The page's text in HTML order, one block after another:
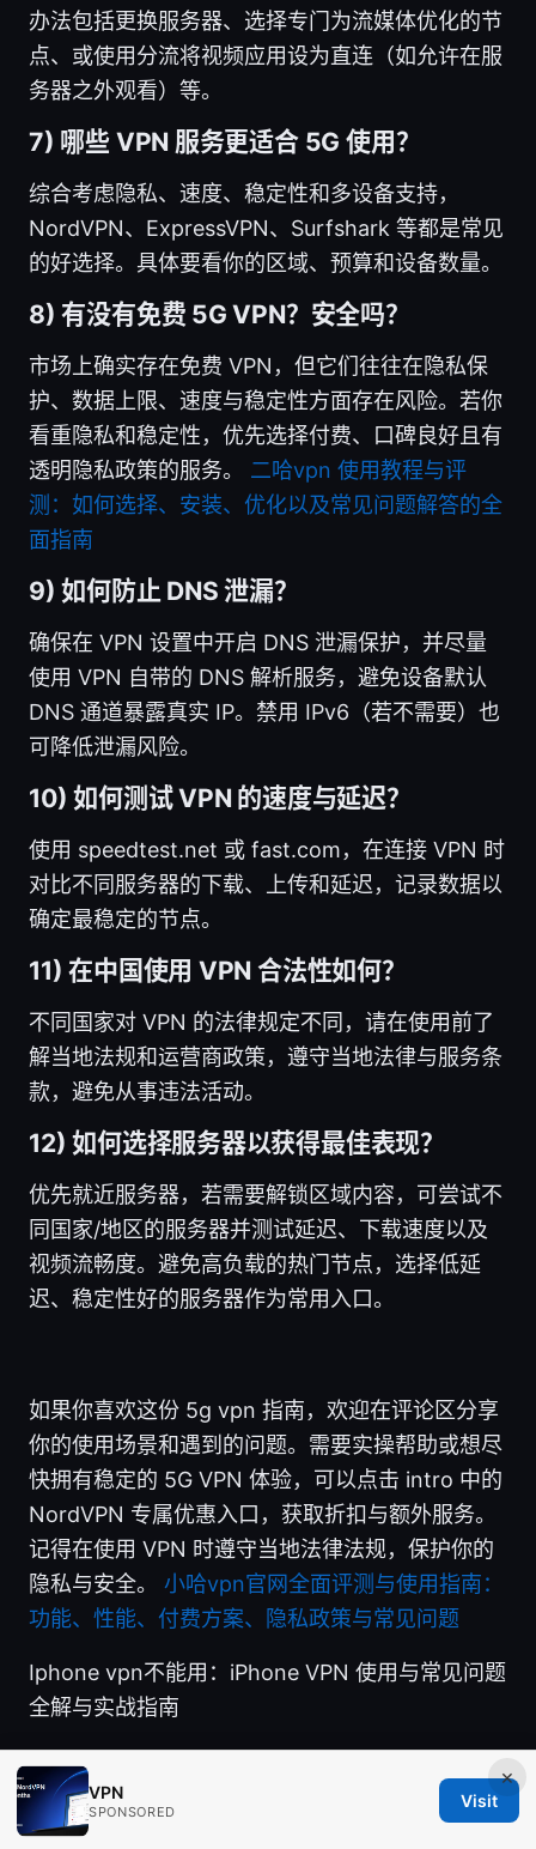
办法包括更换服务器、选择专门为流媒体优化的节
点、或使用分流将视频应用设为直连（如允许在服
务器之外观看）等。
7) 哪些 VPN 服务更适合 5G 使用？
综合考虑隐私、速度、稳定性和多设备支持，
NordVPN、ExpressVPN、Surfshark 等都是常见
的好选择。具体要看你的区域、预算和设备数量。
8) 有没有免费 5G VPN？安全吗？
市场上确实存在免费 VPN，但它们往往在隐私保
护、数据上限、速度与稳定性方面存在风险。若你
看重隐私和稳定性，优先选择付费、口碑良好且有
透明隐私政策的服务。 二哈vpn 使用教程与评
测：如何选择、安装、优化以及常见问题解答的全
面指南
9) 如何防止 DNS 泄漏？
确保在 VPN 设置中开启 DNS 泄漏保护，并尽量
使用 VPN 自带的 DNS 解析服务，避免设备默认
DNS 通道暴露真实 IP。禁用 IPv6（若不需要）也
可降低泄漏风险。
10) 如何测试 VPN 的速度与延迟？
使用 speedtest.net 或 fast.com，在连接 VPN 时
对比不同服务器的下载、上传和延迟，记录数据以
确定最稳定的节点。
11) 在中国使用 VPN 合法性如何？
不同国家对 VPN 的法律规定不同，请在使用前了
解当地法规和运营商政策，遵守当地法律与服务条
款，避免从事违法活动。
12) 如何选择服务器以获得最佳表现？
优先就近服务器，若需要解锁区域内容，可尝试不
同国家/地区的服务器并测试延迟、下载速度以及
视频流畅度。避免高负载的热门节点，选择低延
迟、稳定性好的服务器作为常用入口。
如果你喜欢这份 5g vpn 指南，欢迎在评论区分享
你的使用场景和遇到的问题。需要实操帮助或想尽
快拥有稳定的 5G VPN 体验，可以点击 intro 中的
NordVPN 专属优惠入口，获取折扣与额外服务。
记得在使用 VPN 时遵守当地法律法规，保护你的
隐私与安全。 小哈vpn官网全面评测与使用指南：
功能、性能、付费方案、隐私政策与常见问题
Iphone vpn不能用：iPhone VPN 使用与常见问题
全解与实战指南
×
VPN
SPONSORED
Visit